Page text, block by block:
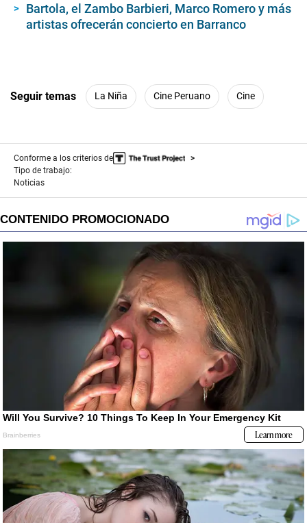
Bartola, el Zambo Barbieri, Marco Romero y más
artistas ofrecerán concierto en Barranco
Seguir temas La Niña Cine Peruano Cine
Conforme a los criterios de
Tipo de trabajo:
Noticias